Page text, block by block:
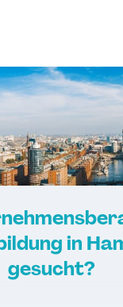
in
gesucht?